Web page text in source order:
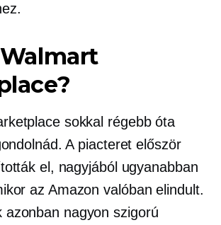
sokkal régebb óta
A piacteret először
el, nagyjából ugyanabban
az Amazon valóban elindult.
azonban nagyon szigorú